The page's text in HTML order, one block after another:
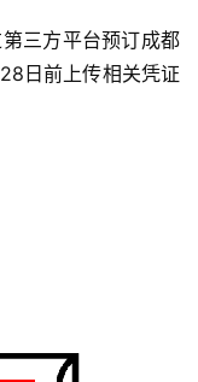
三方平台预订成都
日前上传相关凭证